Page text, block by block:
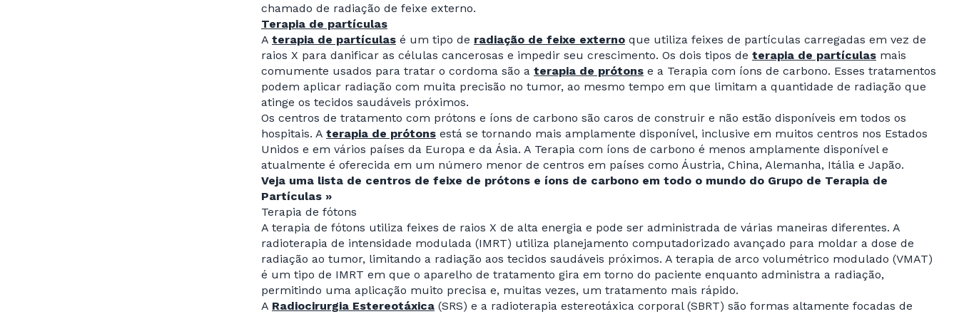
chamado de radiação de feixe externo.
Terapia de partículas
A terapia de partículas é um tipo de radiação de feixe externo que utiliza feixes de partículas carregadas em vez de
raios X para danificar as células cancerosas e impedir seu crescimento. Os dois tipos de terapia de partículas mais
comumente usados para tratar o cordoma são a terapia de prótons e a Terapia com íons de carbono. Esses tratamentos
podem aplicar radiação com muita precisão no tumor, ao mesmo tempo em que limitam a quantidade de radiação que
atinge os tecidos saudáveis próximos.
Os centros de tratamento com prótons e íons de carbono são caros de construir e não estão disponíveis em todos os
hospitais. A terapia de prótons está se tornando mais amplamente disponível, inclusive em muitos centros nos Estados
Unidos e em vários países da Europa e da Ásia. A Terapia com íons de carbono é menos amplamente disponível e
atualmente é oferecida em um número menor de centros em países como Áustria, China, Alemanha, Itália e Japão.
Veja uma lista de centros de feixe de prótons e íons de carbono em todo o mundo do Grupo de Terapia de
Partículas »
Terapia de fótons
A terapia de fótons utiliza feixes de raios X de alta energia e pode ser administrada de várias maneiras diferentes. A
radioterapia de intensidade modulada (IMRT) utiliza planejamento computadorizado avançado para moldar a dose de
radiação ao tumor, limitando a radiação aos tecidos saudáveis próximos. A terapia de arco volumétrico modulado (VMAT)
é um tipo de IMRT em que o aparelho de tratamento gira em torno do paciente enquanto administra a radiação,
permitindo uma aplicação muito precisa e, muitas vezes, um tratamento mais rápido.
A Radiocirurgia Estereotáxica (SRS) e a radioterapia estereotáxica corporal (SBRT) são formas altamente focadas de